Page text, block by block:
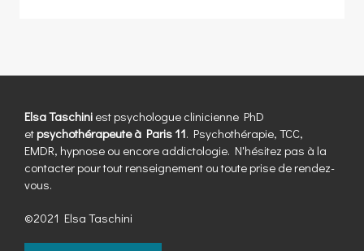
Elsa Taschini est psychologue clinicienne PhD
et psychothérapeute à Paris 11. Psychothérapie, TCC,
EMDR, hypnose ou encore addictologie. N'hésitez pas à la
contacter pour tout renseignement ou toute prise de rendez-
vous.
©2021 Elsa Taschini